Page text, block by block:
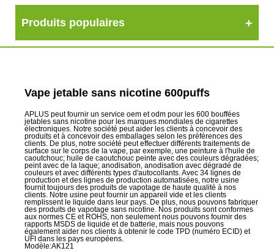
Produits populaires
Vape jetable sans nicotine 600puffs
APLUS peut fournir un service oem et odm pour les 600 bouffées
jetables sans nicotine pour les marques mondiales de cigarettes
électroniques. Notre société peut aider les clients à concevoir des
produits et à concevoir des emballages selon les préférences des
clients. De plus, notre société peut effectuer différents traitements de
surface sur le corps de la vape, par exemple, une peinture à l'huile de
caoutchouc; huile de caoutchouc peinte avec des couleurs dégradées;
peint avec de la laque; anodisation, anodisation avec dégradé de
couleurs et avec différents types d'autocollants. Avec 34 lignes de
production et des lignes de production automatisées, notre usine
fournit toujours des produits de vapotage de haute qualité à nos
clients. Notre usine peut fournir un appareil vide et les clients
remplissent le liquide dans leur pays. De plus, nous pouvons fabriquer
des produits de vapotage sans nicotine. Nos produits sont conformes
aux normes CE et ROHS, non seulement nous pouvons fournir des
rapports MSDS de liquide et de batterie, mais nous pouvons
également aider nos clients à obtenir le code TPD (numéro ECID) et
UFI dans les pays européens.
Modèle:AK121